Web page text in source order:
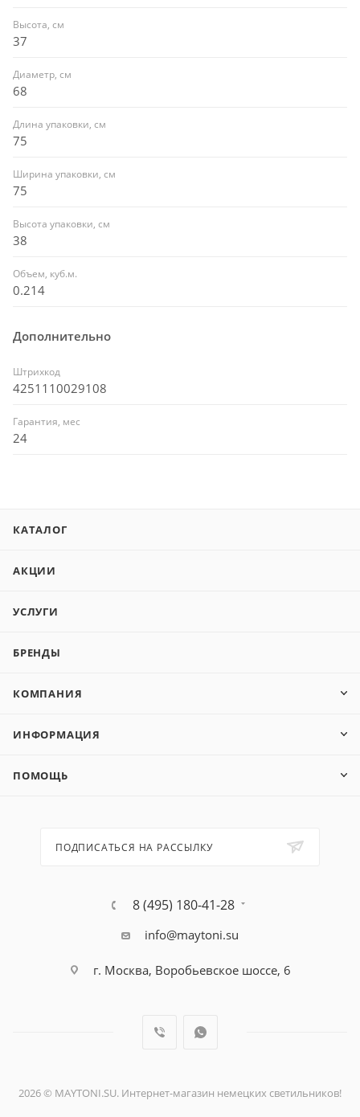
Высота, см
37
Диаметр, см
68
Длина упаковки, см
75
Ширина упаковки, см
75
Высота упаковки, см
38
Объем, куб.м.
0.214
Дополнительно
Штрихкод
4251110029108
Гарантия, мес
24
КАТАЛОГ
АКЦИИ
УСЛУГИ
БРЕНДЫ
КОМПАНИЯ
ИНФОРМАЦИЯ
ПОМОЩЬ
ПОДПИСАТЬСЯ НА РАССЫЛКУ
8 (495) 180-41-28
info@maytoni.su
г. Москва, Воробьевское шоссе, 6
2026 © MAYTONI.SU. Интернет-магазин немецких светильников!